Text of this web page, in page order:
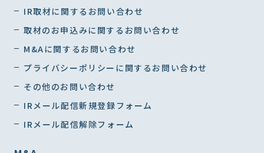
IR取材に関するお問い合わせ
取材のお申込みに関するお問い合わせ
M&Aに関するお問い合わせ
プライバシーポリシーに関するお問い合わせ
その他のお問い合わせ
IRメール配信新規登録フォーム
IRメール配信解除フォーム